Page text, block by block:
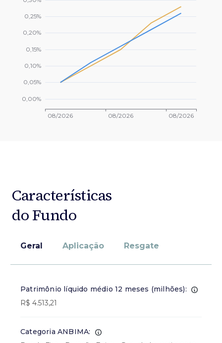
Características
do Fundo
Geral Aplicação Resgate
Patrimônio líquido médio 12 meses (milhões):
R$ 4.513,21
Categoria ANBIMA: